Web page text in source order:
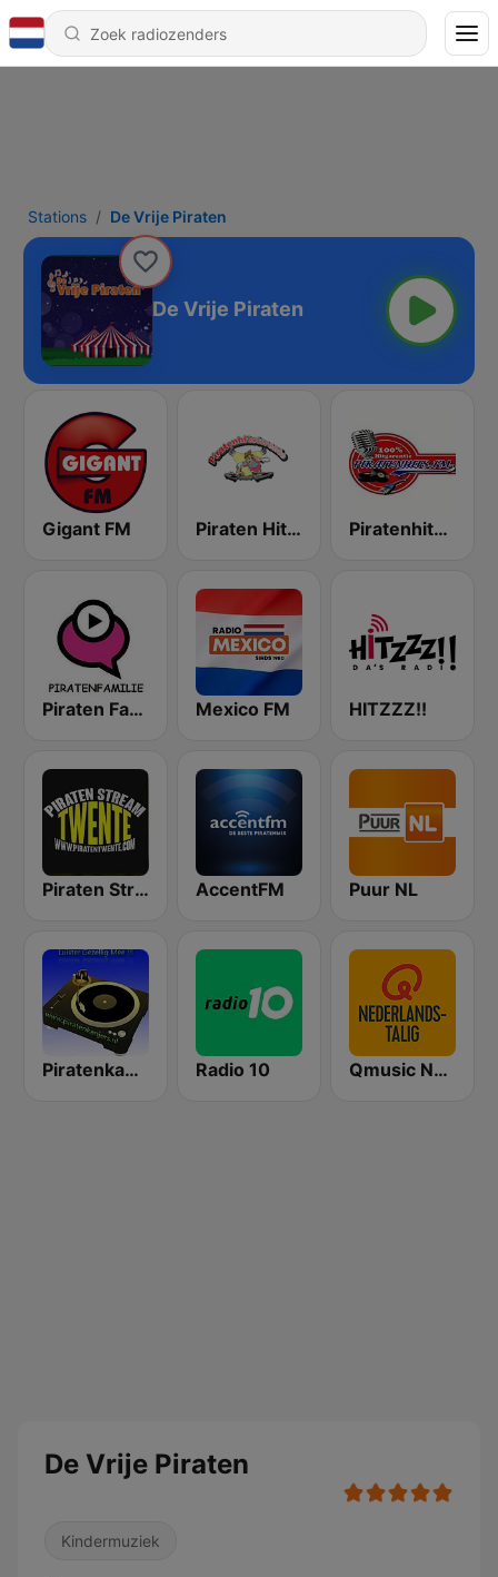
Stations De Vrije Piraten
De Vrije Piraten
Gigant FM Piraten Hits Twente Piratenhits FM
Piraten Familie Mexico FM HITZZZ!!
Piraten Stream Twente AccentFM Puur NL
Piratenkanjers Radio 10 Qmusic Nederlandstalig
De Vrije Piraten
Kindermuziek